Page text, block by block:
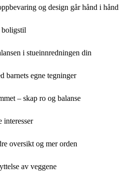
og design går hånd i hånd
boligstil
i stueinnredningen din
barnets egne tegninger
– skap ro og balanse
interesser
oversikt og mer orden
av veggene